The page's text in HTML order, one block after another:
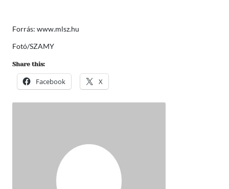
Forrás: www.mlsz.hu
Fotó/SZAMY
Share this:
Facebook X